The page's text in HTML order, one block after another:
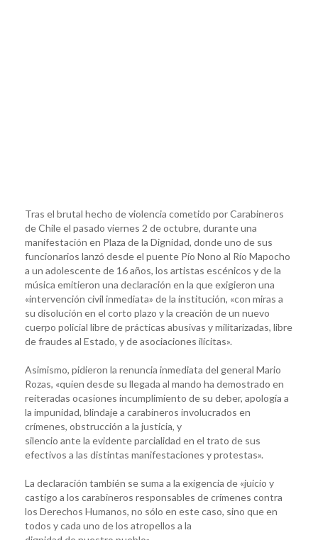
Tras el brutal hecho de violencia cometido por Carabineros
de Chile el pasado viernes 2 de octubre, durante una
manifestación en Plaza de la Dignidad, donde uno de sus
funcionarios lanzó desde el puente Pío Nono al Río Mapocho
a un adolescente de 16 años, los artistas escénicos y de la
música emitieron una declaración en la que exigieron una
«intervención civil inmediata» de la institución, «con miras a
su disolución en el corto plazo y la creación de un nuevo
cuerpo policial libre de prácticas abusivas y militarizadas, libre
de fraudes al Estado, y de asociaciones ilícitas».
Asimismo, pidieron la renuncia inmediata del general Mario
Rozas, «quien desde su llegada al mando ha demostrado en
reiteradas ocasiones incumplimiento de su deber, apología a
la impunidad, blindaje a carabineros involucrados en
crímenes, obstrucción a la justicia, y
silencio ante la evidente parcialidad en el trato de sus
efectivos a las distintas manifestaciones y protestas».
La declaración también se suma a la exigencia de «juicio y
castigo a los carabineros responsables de crímenes contra
los Derechos Humanos, no sólo en este caso, sino que en
todos y cada uno de los atropellos a la